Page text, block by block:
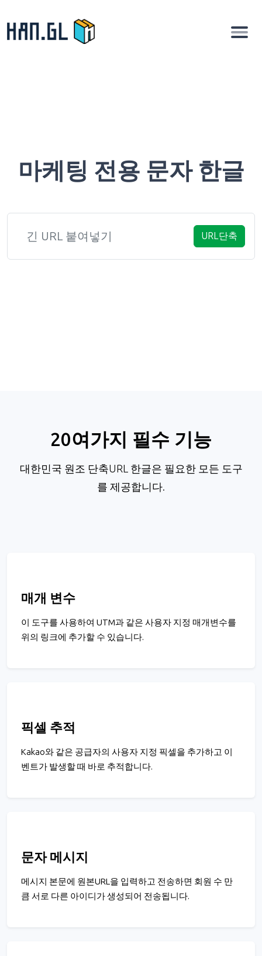
마케팅 전용 문자 한글
URL단축
20여가지 필수 기능
대한민국 원조 단축URL 한글은 필요한 모든 도구
를 제공합니다.
매개 변수
이 도구를 사용하여 UTM과 같은 사용자 지정 매개변수를
위의 링크에 추가할 수 있습니다.
픽셀 추적
Kakao와 같은 공급자의 사용자 지정 픽셀을 추가하고 이
벤트가 발생할 때 바로 추적합니다.
문자 메시지
메시지 본문에 원본URL을 입력하고 전송하면 회원 수 만
큼 서로 다른 아이디가 생성되어 전송됩니다.